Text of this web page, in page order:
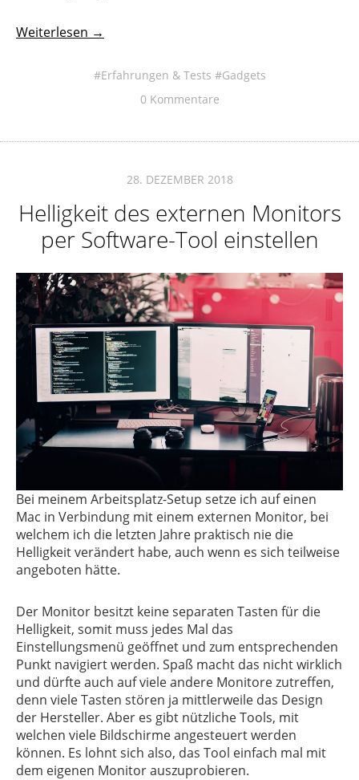
Weiterlesen →
Erfahrungen & Tests
Gadgets
0 Kommentare
28. DEZEMBER 2018
Helligkeit des externen Monitors
per Software-Tool einstellen
Bei meinem Arbeitsplatz-Setup setze ich auf einen
Mac in Verbindung mit einem externen Monitor, bei
welchem ich die letzten Jahre praktisch nie die
Helligkeit verändert habe, auch wenn es sich teilweise
angeboten hätte.
Der Monitor besitzt keine separaten Tasten für die
Helligkeit, somit muss jedes Mal das
Einstellungsmenü geöffnet und zum entsprechenden
Punkt navigiert werden. Spaß macht das nicht wirklich
und dürfte auch auf viele andere Monitore zutreffen,
denn viele Tasten stören ja mittlerweile das Design
der Hersteller. Aber es gibt nützliche Tools, mit
welchen viele Bildschirme angesteuert werden
können. Es lohnt sich also, das Tool einfach mal mit
dem eigenen Monitor auszuprobieren.